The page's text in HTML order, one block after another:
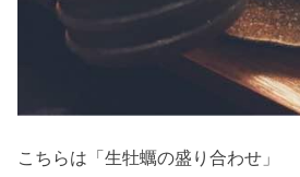
こちらは「生牡蠣の盛り合わせ」